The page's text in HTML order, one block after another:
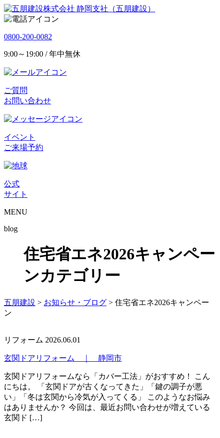
静岡支社（五朋建設）
0800-200-0082
9:00～19:00 / 年中無休
ご質問
お問い合わせ
イベント
ご来場予約
公式
サイト
MENU
blog
住宅省エネ2026キャンペー
ンカテゴリー
五朋建設 > お知らせ・ブログ > 住宅省エネ2026キャンペー
ン
リフォーム 2026.06.01
玄関ドアリフォーム ｜ 静岡市
玄関ドアリフォームなら「カバー工法」がおすすめ！ こん
にちは。 「玄関ドアが古くなってきた」「鍵の調子が悪
い」「冬は玄関から冷気が入ってくる」 このようなお悩み
はありませんか？ 今回は、最近お問い合わせが増えている
玄関ド […]